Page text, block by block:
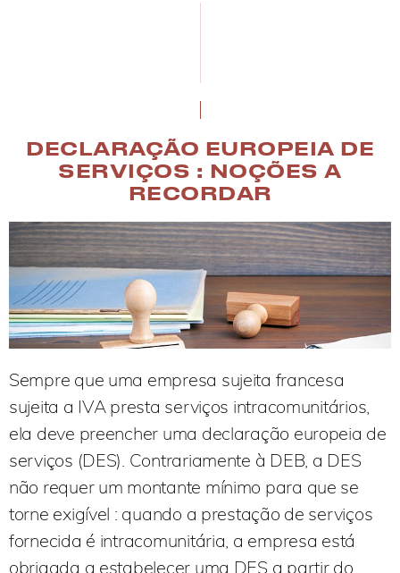
DECLARAÇÃO EUROPEIA DE
SERVIÇOS : NOÇÕES A
RECORDAR
Sempre que uma empresa sujeita francesa
sujeita a IVA presta serviços intracomunitários,
ela deve preencher uma declaração europeia de
serviços (DES). Contrariamente à DEB, a DES
não requer um montante mínimo para que se
torne exigível : quando a prestação de serviços
fornecida é intracomunitária, a empresa está
obrigada a estabelecer uma DES a partir do